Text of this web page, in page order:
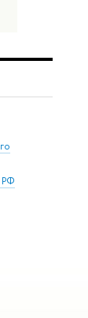
РФ